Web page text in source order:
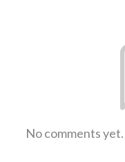
No comments